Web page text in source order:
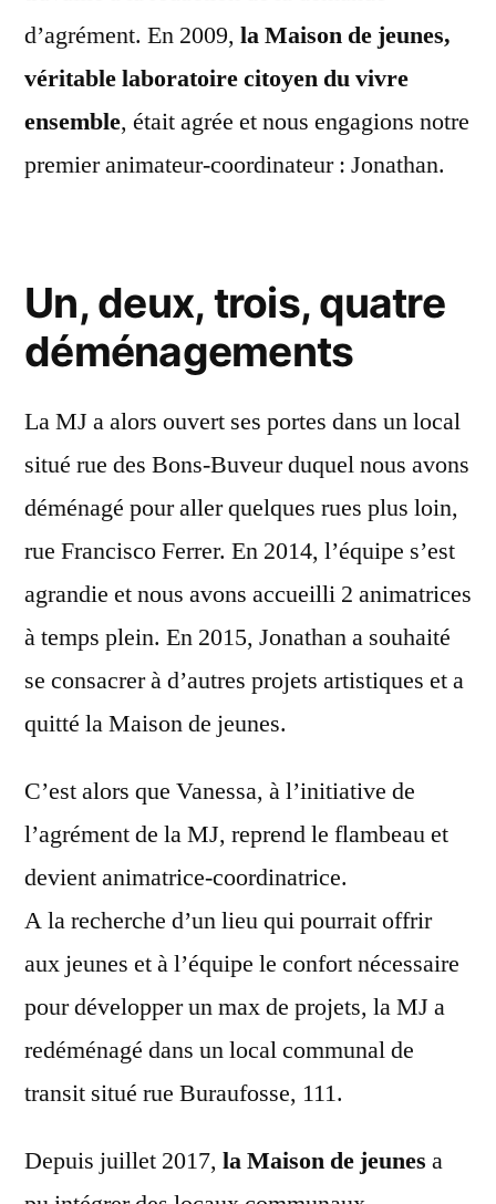
d’agrément. En 2009, la Maison de jeunes,
véritable laboratoire citoyen du vivre
ensemble, était agrée et nous engagions notre
premier animateur-coordinateur : Jonathan.
Un, deux, trois, quatre
déménagements
La MJ a alors ouvert ses portes dans un local
situé rue des Bons-Buveur duquel nous avons
déménagé pour aller quelques rues plus loin,
rue Francisco Ferrer. En 2014, l’équipe s’est
agrandie et nous avons accueilli 2 animatrices
à temps plein. En 2015, Jonathan a souhaité
se consacrer à d’autres projets artistiques et a
quitté la Maison de jeunes.
C’est alors que Vanessa, à l’initiative de
l’agrément de la MJ, reprend le flambeau et
devient animatrice-coordinatrice.
A la recherche d’un lieu qui pourrait offrir
aux jeunes et à l’équipe le confort nécessaire
pour développer un max de projets, la MJ a
redéménagé dans un local communal de
transit situé rue Buraufosse, 111.
Depuis juillet 2017, la Maison de jeunes a